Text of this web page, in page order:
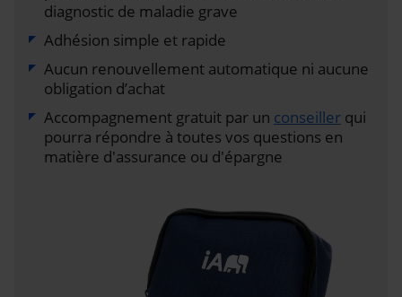
diagnostic de maladie grave
Adhésion simple et rapide
Aucun renouvellement automatique ni aucune
obligation d’achat
Accompagnement gratuit par un conseiller qui
pourra répondre à toutes vos questions en
matière d'assurance ou d'épargne